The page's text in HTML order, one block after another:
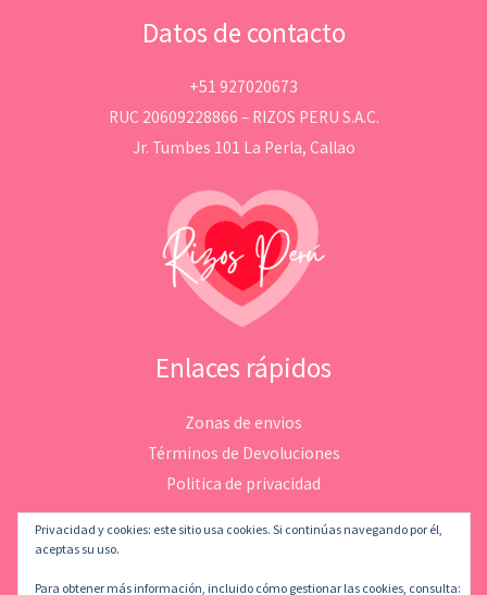
Datos de contacto
+51 927020673
RUC 20609228866 – RIZOS PERU S.A.C.
Jr. Tumbes 101 La Perla, Callao
Enlaces rápidos
Zonas de envios
Términos de Devoluciones
Politica de privacidad
Privacidad y cookies: este sitio usa cookies. Si continúas navegando por él,
aceptas su uso.
Para obtener más información, incluido cómo gestionar las cookies, consulta: